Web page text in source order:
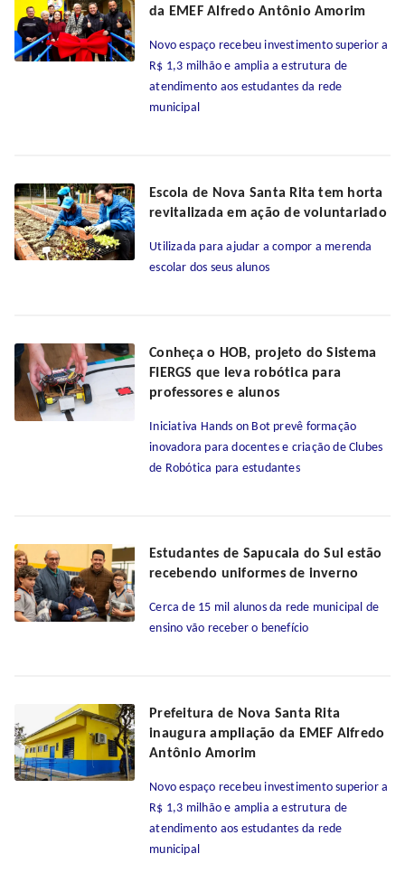
da EMEF Alfredo Antônio Amorim
Novo espaço recebeu investimento superior a
R$ 1,3 milhão e amplia a estrutura de
atendimento aos estudantes da rede
municipal
Escola de Nova Santa Rita tem horta
revitalizada em ação de voluntariado
Utilizada para ajudar a compor a merenda
escolar dos seus alunos
Conheça o HOB, projeto do Sistema
FIERGS que leva robótica para
professores e alunos
Iniciativa Hands on Bot prevê formação
inovadora para docentes e criação de Clubes
de Robótica para estudantes
Estudantes de Sapucaia do Sul estão
recebendo uniformes de inverno
Cerca de 15 mil alunos da rede municipal de
ensino vão receber o benefício
Prefeitura de Nova Santa Rita
inaugura ampliação da EMEF Alfredo
Antônio Amorim
Novo espaço recebeu investimento superior a
R$ 1,3 milhão e amplia a estrutura de
atendimento aos estudantes da rede
municipal